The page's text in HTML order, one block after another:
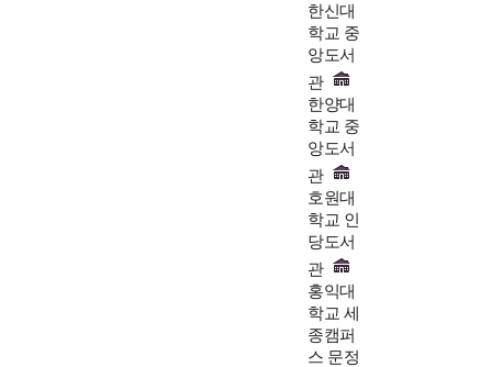
한신대
학교 중
앙도서
관
한양대
학교 중
앙도서
관
호원대
학교 인
당도서
관
홍익대
학교 세
종캠퍼
스 문정